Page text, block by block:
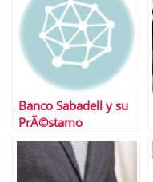
Banco Sabadell y su
PrÃ©stamo
ExpansiÃ³n, una
buena opciÃ³n para
tu financiaciÃ³n